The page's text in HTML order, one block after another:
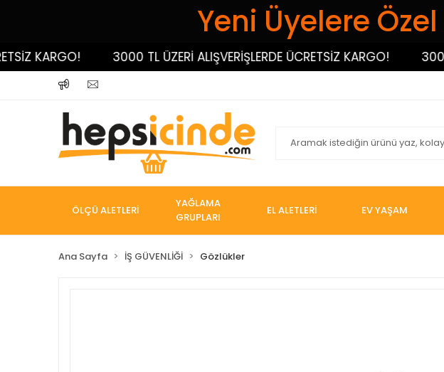
Yeni Üyelere
KARGO! 3000 TL ÜZERİ ALIŞVERİŞLERDE ÜCRETSİZ KARGO! 3000
ÖLÇÜ ALETLERİ
YAĞLAMA
GRUPLARI
EL ALETLERİ EV YAŞAM
Ana Sayfa İŞ GÜVENLİĞİ Gözlükler